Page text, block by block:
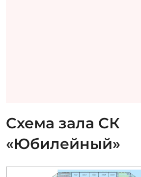
Схема зала СК
«Юбилейный»